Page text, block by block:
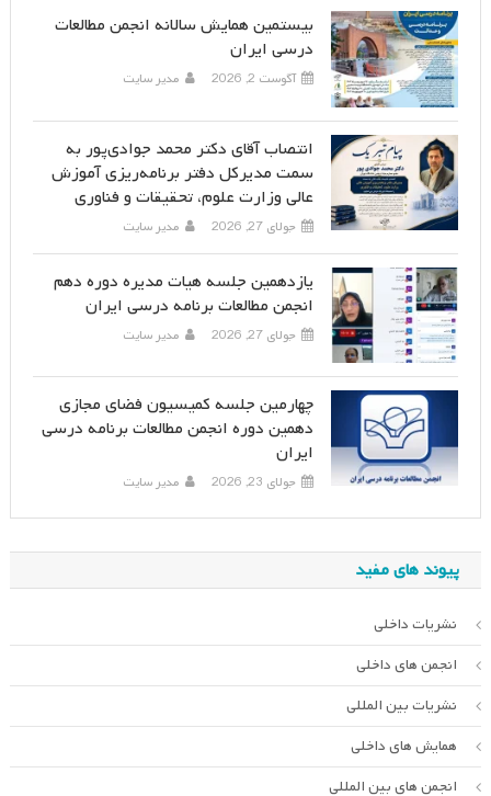
بیستمین همایش سالانه انجمن مطالعات
درسی ایران
آگوست 2, 2026 مدیر سایت
انتصاب آقای دکتر محمد جوادی‌پور به
سمت مدیرکل دفتر برنامه‌ریزی آموزش
عالی وزارت علوم، تحقیقات و فناوری
جولای 27, 2026 مدیر سایت
یازدهمین جلسه هیات مدیره دوره دهم
انجمن مطالعات برنامه درسی ایران
جولای 27, 2026 مدیر سایت
چهارمین جلسه کمیسیون فضای مجازی
دهمین دوره انجمن مطالعات برنامه درسی
ایران
جولای 23, 2026 مدیر سایت
پیوند های مفید
نشریات داخلی
انجمن های داخلی
نشریات بین المللی
همایش های داخلی
انجمن های بین المللی